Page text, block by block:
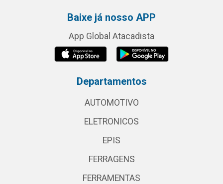
Baixe já nosso APP
App Global Atacadista
Departamentos
AUTOMOTIVO
ELETRONICOS
EPIS
FERRAGENS
FERRAMENTAS